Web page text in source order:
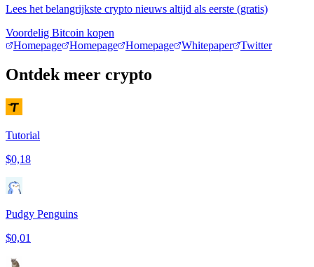
Lees het belangrijkste crypto nieuws altijd als eerste (gratis)
Voordelig Bitcoin kopen
Homepage
Homepage Homepage Whitepaper Twitter
Ontdek meer crypto
Tutorial
$0,18
Pudgy Penguins
$0,01